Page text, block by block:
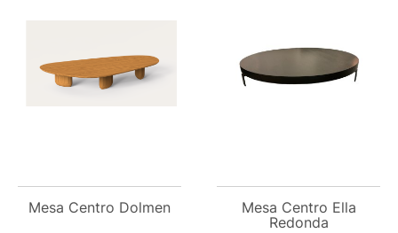
Mesa Centro Dolmen
Mesa Centro Ella
Redonda